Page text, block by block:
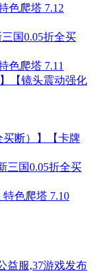
色爬塔 7.12
国0.05折全买
色爬塔 7.11
【镜头震动强化
买断）】【卡牌
三国0.05折全买
色爬塔 7.10